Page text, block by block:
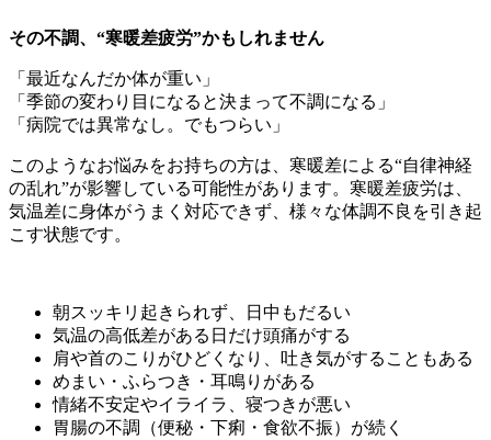
その不調、“寒暖差疲労”かもしれません
「最近なんだか体が重い」
「季節の変わり目になると決まって不調になる」
「病院では異常なし。でもつらい」
このようなお悩みをお持ちの方は、寒暖差による“自律神経
の乱れ”が影響している可能性があります。寒暖差疲労は、
気温差に身体がうまく対応できず、様々な体調不良を引き起
こす状態です。
朝スッキリ起きられず、日中もだるい
気温の高低差がある日だけ頭痛がする
肩や首のこりがひどくなり、吐き気がすることもある
めまい・ふらつき・耳鳴りがある
情緒不安定やイライラ、寝つきが悪い
胃腸の不調（便秘・下痢・食欲不振）が続く